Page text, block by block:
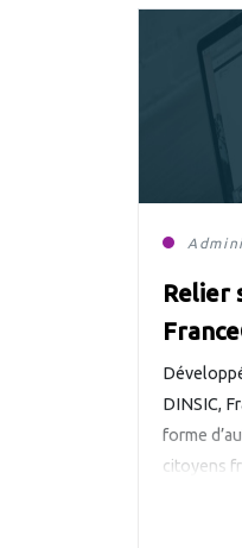
Relier
libre
DINSIC,
forme
citoyens